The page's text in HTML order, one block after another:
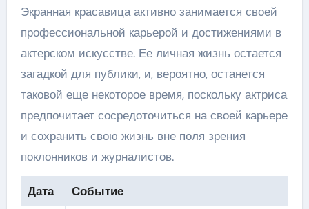
Экранная красавица активно занимается своей
профессиональной карьерой и достижениями в
актерском искусстве. Ее личная жизнь остается
загадкой для публики, и, вероятно, останется
таковой еще некоторое время, поскольку актриса
предпочитает сосредоточиться на своей карьере
и сохранить свою жизнь вне поля зрения
поклонников и журналистов.
Дата
Событие